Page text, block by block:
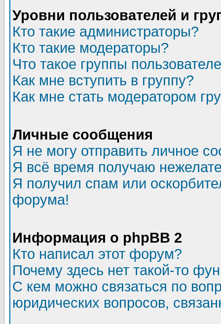
Уровни пользователей и
Кто такие администраторы?
Кто такие модераторы?
Что такое группы
Как мне вступить в группу?
Как мне стать модератором
Личные сообщения
Я не могу отправить личное
Я всё время получаю
Я получил спам или
форума!
Информация о phpBB 2
Кто написал этот форум?
Почему здесь нет такой-то
С кем можно связаться по
юридических вопросов,